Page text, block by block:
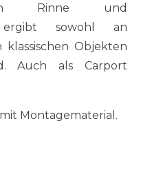
Rinne und
ergibt sowohl an
Objekten
Auch als Carport
Montagematerial.